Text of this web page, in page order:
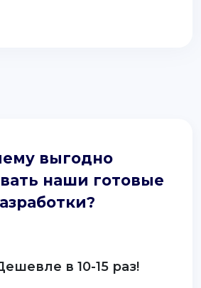
выгодно
наши готовые
в 10-15 раз!